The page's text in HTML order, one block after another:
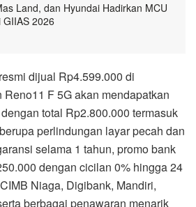
Land, dan Hyundai Hadirkan MCU
2026
dijual Rp4.599.000 di
F 5G akan mendapatkan
total Rp2.800.000 termasuk
perlindungan layar pecah dan
selama 1 tahun, promo bank
dengan cicilan 0% hingga 24
Niaga, Digibank, Mandiri,
berbagai penawaran menarik